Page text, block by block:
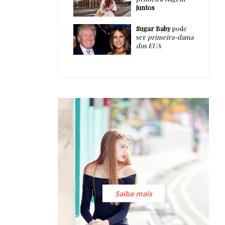
juntos
Sugar Babypode
ser primeira-dama
dos EUA
Saiba mais